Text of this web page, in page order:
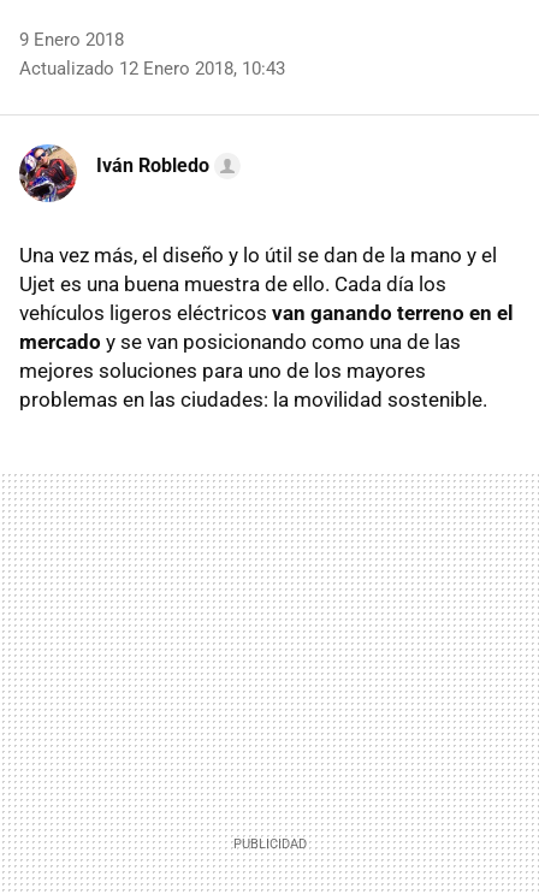
9 Enero 2018
Actualizado 12 Enero 2018, 10:43
Iván Robledo
Una vez más, el diseño y lo útil se dan de la mano y el
Ujet es una buena muestra de ello. Cada día los
vehículos ligeros eléctricos van ganando terreno en el
mercado y se van posicionando como una de las
mejores soluciones para uno de los mayores
problemas en las ciudades: la movilidad sostenible.